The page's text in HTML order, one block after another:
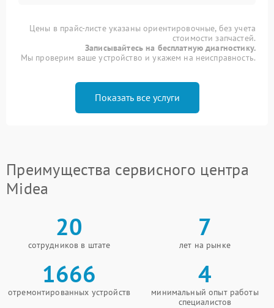
Цены в прайс-листе указаны ориентировочные, без учета
стоимости запчастей.
Записывайтесь на бесплатную диагностику.
Мы проверим ваше устройство и укажем на неисправность.
Показать все услуги
Преимущества сервисного центра
Midea
20
сотрудников в штате
7
лет на рынке
1666
отремонтированных устройств
4
минимальный опыт работы
специалистов